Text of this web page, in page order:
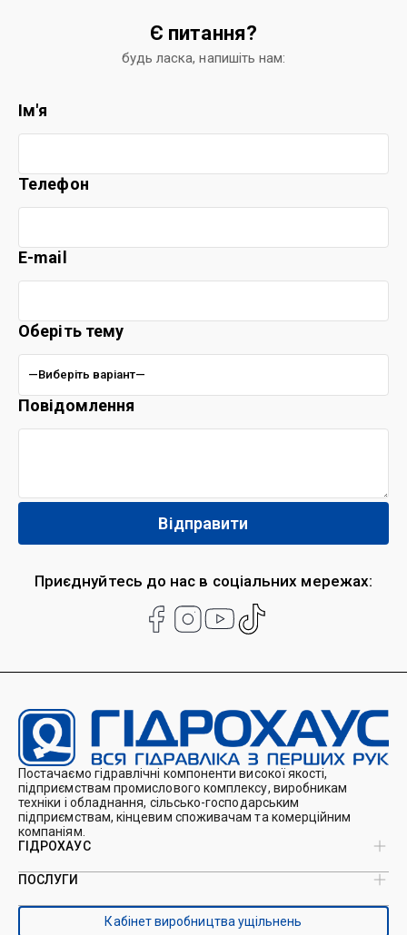
Є питання?
будь ласка, напишіть нам:
Приєднуйтесь до нас в соціальних мережах:
Ім'я
Телефон
E-mail
Оберіть тему
Повідомлення
Постачаємо гідравлічні компоненти високої якості,
підприємствам промислового комплексу, виробникам
техніки і обладнання, сільсько-господарським
підприємствам, кінцевим споживачам та комерційним
компаніям.
ГІДРОХАУС
Про нас
ПОСЛУГИ
Виробництво ущільнень
Виробництво гідроциліндрів
Кабінет виробництва ущільнень